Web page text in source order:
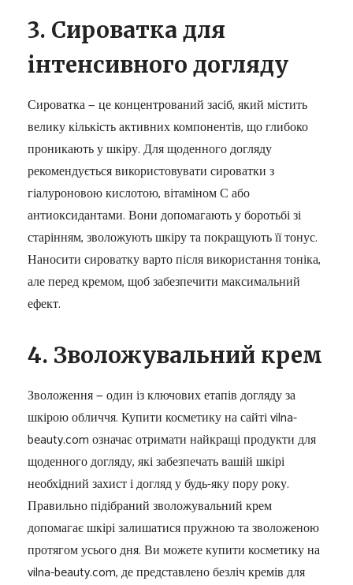
3. Сироватка для
інтенсивного догляду
Сироватка — це концентрований засіб, який містить
велику кількість активних компонентів, що глибоко
проникають у шкіру. Для щоденного догляду
рекомендується використовувати сироватки з
гіалуроновою кислотою, вітаміном С або
антиоксидантами. Вони допомагають у боротьбі зі
старінням, зволожують шкіру та покращують її тонус.
Наносити сироватку варто після використання тоніка,
але перед кремом, щоб забезпечити максимальний
ефект.
4. Зволожувальний крем
Зволоження — один із ключових етапів догляду за
шкірою обличчя. Купити косметику на сайті vilna-
beauty.com означає отримати найкращі продукти для
щоденного догляду, які забезпечать вашій шкірі
необхідний захист і догляд у будь-яку пору року.
Правильно підібраний зволожувальний крем
допомагає шкірі залишатися пружною та зволоженою
протягом усього дня. Ви можете купити косметику на
vilna-beauty.com, де представлено безліч кремів для